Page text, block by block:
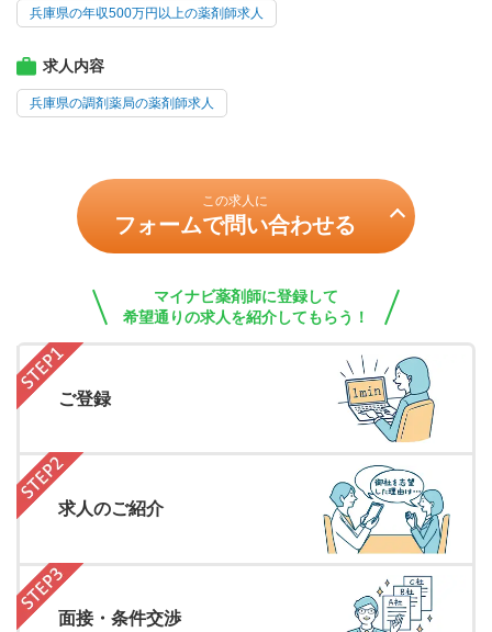
兵庫県の年収500万円以上の薬剤師求人
求人内容
兵庫県の調剤薬局の薬剤師求人
この求人に
フォームで問い合わせる
マイナビ薬剤師に登録して
希望通りの求人を紹介してもらう！
ご登録
求人のご紹介
面接・条件交渉